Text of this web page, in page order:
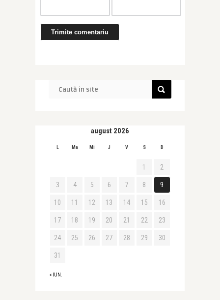
august 2026
L Ma Mi J V S D
« IUN.
1 2
3 4 5 6 7 8 9
10 11 12 13 14 15 16
17 18 19 20 21 22 23
24 25 26 27 28 29 30
31